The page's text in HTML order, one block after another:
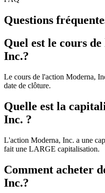
Questions
Quel est le cours
Inc.?
Le cours de l'action Moderna,
date de clôture.
Quelle est la
Inc. ?
L'action Moderna, Inc. a une
fait une LARGE capitalisation.
Comment acheter
Inc.?